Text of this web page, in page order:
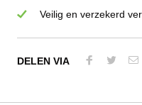
Veilig en verzekerd
DELEN VIA